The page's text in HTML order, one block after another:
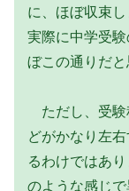
に、ほぼ収束し
実際に中学受
ぼこの通りだと
ただし、受験
どがかなり左
るわけではあ
のような感じ